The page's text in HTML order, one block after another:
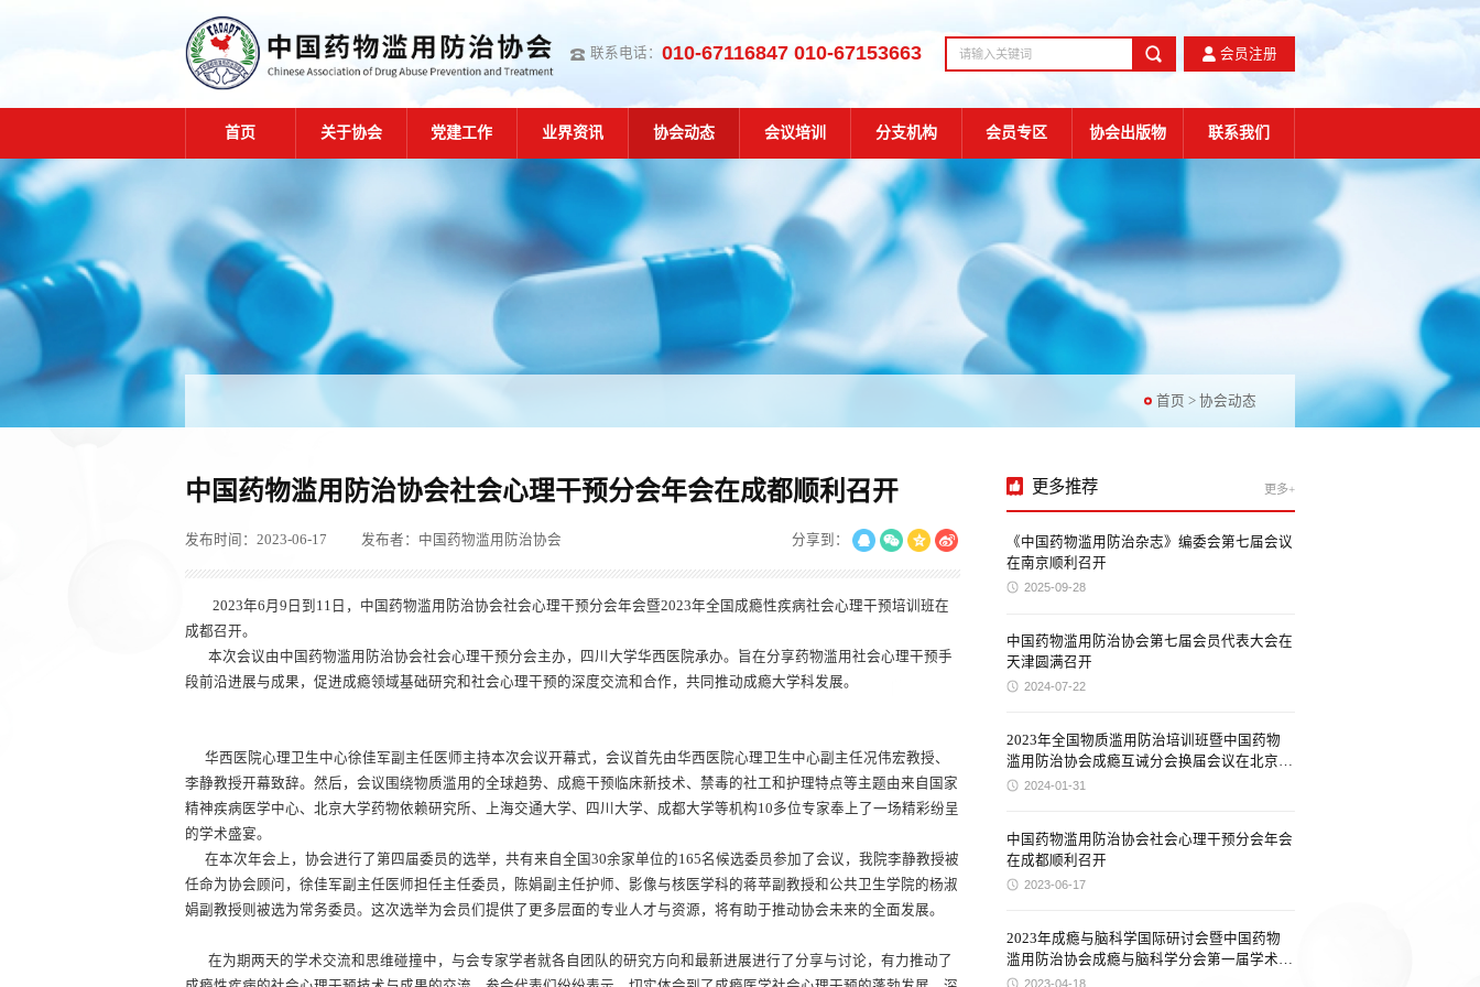
联系电话：010-67116847 010-67153663 会员注册
首页 关于协会 党建工作 业界资讯 协会动态 会议培训 分支机构 会员专区 协会出版物 联系我们
首页 >协会动态
中国药物滥用防治协会社会心理干预分会年会在成都顺利召开
发布时间：2023-06-17 发布者：中国药物滥用防治协会 分享到：
2023年6月9日到11日，中国药物滥用防治协会社会心理干预分会年会暨2023年全国成瘾性疾病社会心理干预培训班在
成都召开。
本次会议由中国药物滥用防治协会社会心理干预分会主办，四川大学华西医院承办。旨在分享药物滥用社会心理干预手
段前沿进展与成果，促进成瘾领域基础研究和社会心理干预的深度交流和合作，共同推动成瘾大学科发展。
华西医院心理卫生中心徐佳军副主任医师主持本次会议开幕式，会议首先由华西医院心理卫生中心副主任况伟宏教授、
李静教授开幕致辞。然后，会议围绕物质滥用的全球趋势、成瘾干预临床新技术、禁毒的社工和护理特点等主题由来自国家
精神疾病医学中心、北京大学药物依赖研究所、上海交通大学、四川大学、成都大学等机构10多位专家奉上了一场精彩纷呈
的学术盛宴。
在本次年会上，协会进行了第四届委员的选举，共有来自全国30余家单位的165名候选委员参加了会议，我院李静教授被
任命为协会顾问，徐佳军副主任医师担任主任委员，陈娟副主任护师、影像与核医学科的蒋苹副教授和公共卫生学院的杨淑
娟副教授则被选为常务委员。这次选举为会员们提供了更多层面的专业人才与资源，将有助于推动协会未来的全面发展。
在为期两天的学术交流和思维碰撞中，与会专家学者就各自团队的研究方向和最新进展进行了分享与讨论，有力推动了
更多推荐 更多+
《中国药物滥用防治杂志》编委会第七届会议
在南京顺利召开
2025-09-28
中国药物滥用防治协会第七届会员代表大会在
天津圆满召开
2024-07-22
2023年全国物质滥用防治培训班暨中国药物
滥用防治协会成瘾互诫分会换届会议在北京成
功召开
2024-01-31
中国药物滥用防治协会社会心理干预分会年会
在成都顺利召开
2023-06-17
2023年成瘾与脑科学国际研讨会暨中国药物
滥用防治协会成瘾与脑科学分会第一届学术会
议在深圳圆满落幕
2023-04-18